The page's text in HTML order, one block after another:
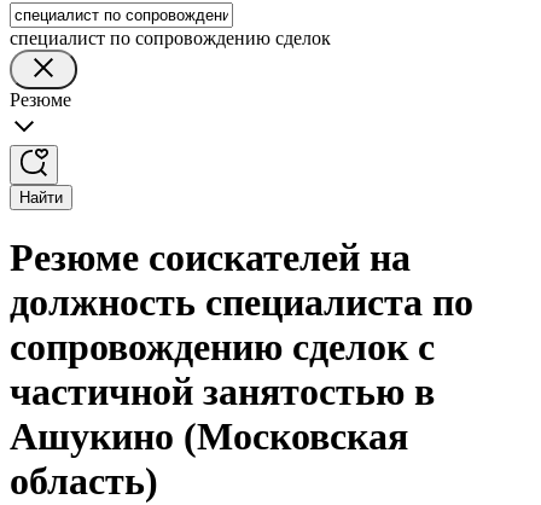
специалист по сопровождению сделок
Резюме
Найти
Резюме соискателей на
должность специалиста по
сопровождению сделок с
частичной занятостью в
Ашукино (Московская
область)